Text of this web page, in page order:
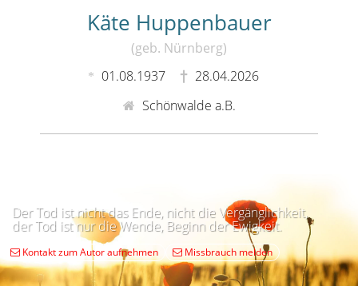
Käte Huppenbauer
(geb. Nürnberg)
01.08.1937
28.04.2026
Schönwalde a.B.
Der Tod ist nicht das Ende, nicht die Vergänglichkeit,
der Tod ist nur die Wende, Beginn der Ewigkeit.
Kontakt zum Autor aufnehmen Missbrauch melden